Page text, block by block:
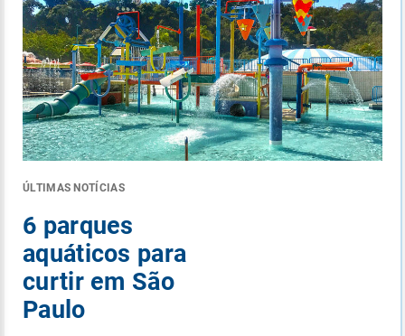
ÚLTIMAS NOTÍCIAS
6 parques
aquáticos para
curtir em São
Paulo